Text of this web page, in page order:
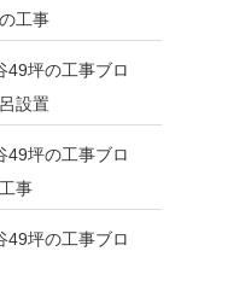
工事
49坪の工事ブロ
設置
49坪の工事ブロ
事
49坪の工事ブロ